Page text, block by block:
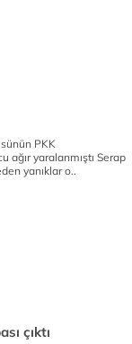
PKK
ağır yaralanmıştı Serap
yanıklar o..
çıktı